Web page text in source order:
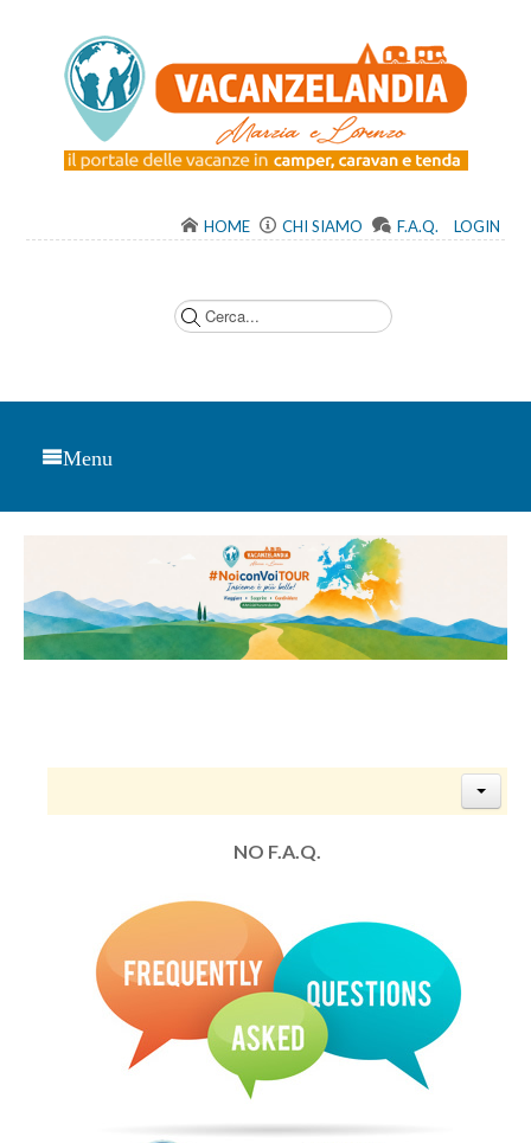
HOME CHI SIAMO F.A.Q. LOGIN
Menu
NO F.A.Q.